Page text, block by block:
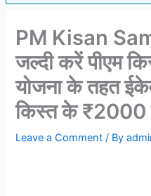
PM Kisan
जल्दी करें पीएम
योजना के तहत
किस्त के ₹2000
Leave a Comment / By